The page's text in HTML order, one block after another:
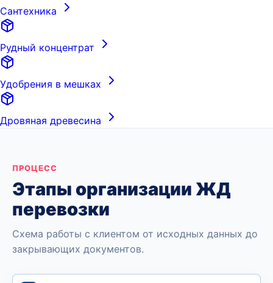
Сантехника
Рудный концентрат
Удобрения в мешках
Дровяная древесина
ПРОЦЕСС
Этапы организации ЖД
перевозки
Схема работы с клиентом от исходных данных до
закрывающих документов.